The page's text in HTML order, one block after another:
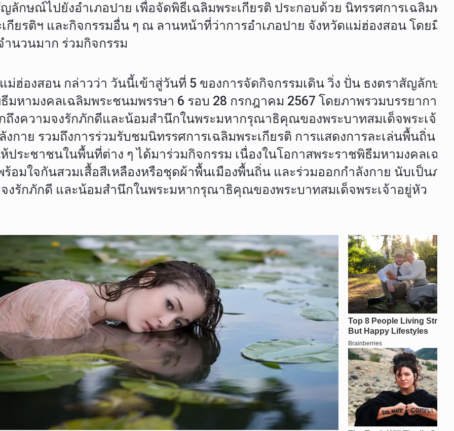
ลักษณ์ไปยังอำเภอปาย เพื่อจัดพิธีเฉลิมพระเกียรติ ประกอบด้วย นิทรรศการเฉลิมพร
กียรติฯ และกิจกรรมอื่น ๆ ณ ลานหน้าที่ว่าการอําเภอปาย จังหวัดแม่ฮ่องสอน โดยมี
นวนมาก ร่วมกิจกรรม
ฮ่องสอน กล่าวว่า วันนี้เข้าสู่วันที่ 5 ของการจัดกิจกรรมเดิน วิ่ง ปั่น ธงตราสัญลักษณ์
มหามงคลเฉลิมพระชนมพรรษา 6 รอบ 28 กรกฎาคม 2567 โดยภาพรวมบรรยากา
งความจงรักภักดีและน้อมสำนึกในพระมหากรุณาธิคุณของพระบาทสมเด็จพระเจ้า
งกาย รวมถึงการร่วมรับชมนิทรรศการเฉลิมพระเกียรติ การแสดงการละเล่นพื้นถิ่น
ประชาชนในพื้นที่ต่าง ๆ ได้มาร่วมกิจกรรม เนื่องในโอกาสพระราชพิธีมหามงคลเฉ
อมใจกันสวมเสื้อสีเหลืองหรือชุดผ้าพื้นเมืองพื้นถิ่น และร่วมออกกำลังกาย นับเป็นภ
งรักภักดี และน้อมสำนึกในพระมหากรุณาธิคุณของพระบาทสมเด็จพระเจ้าอยู่หัว